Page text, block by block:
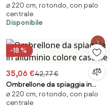
alluminio 220/32
⌀ 220 cm, rotondo, con palo
centrale
Disponibile
-18 %
35,06 €42,77 €
Ombrellone da spiaggia in
alluminio colore casuale
⌀ 220 cm, rotondo, con palo
centrale